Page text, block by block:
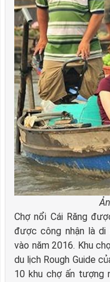
Chợ nổi Cái Răng
được công nhận là
vào năm 2016. Khu
du lịch Rough Guide
10 khu chợ ấn tượng